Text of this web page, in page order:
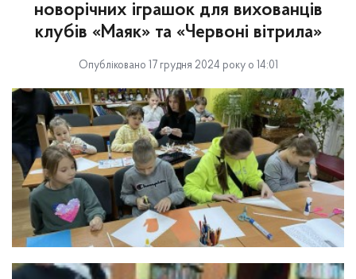
новорічних іграшок для вихованців
клубів «Маяк» та «Червоні вітрила»
Опубліковано 17 грудня 2024 року о 14:01